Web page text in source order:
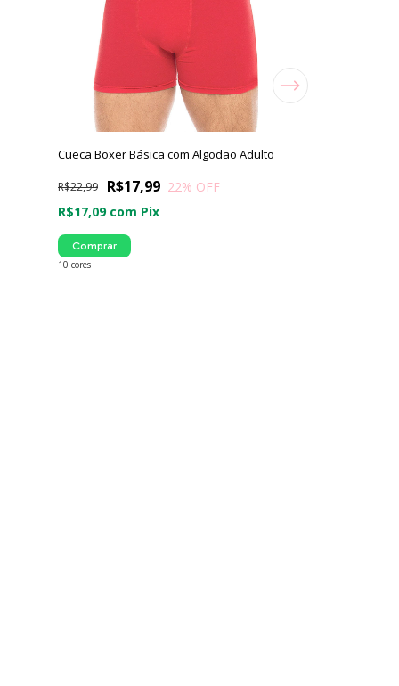
Cueca Boxer Básica com Algodão Adulto
R$17,99
R$22,99 22% OFF
R$17,09 com Pix
10 cores
Comprar